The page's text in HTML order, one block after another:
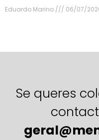
Eduardo Marino 06/07/
Se queres